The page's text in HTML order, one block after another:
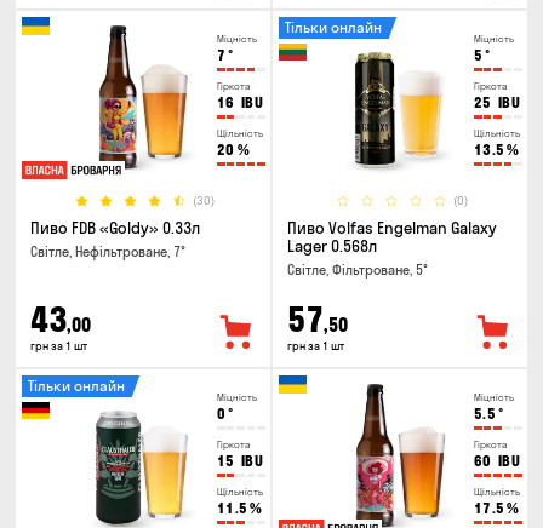
Міцність
7 °
Гіркота
16 IBU
Щільність
20 %
(30)
Пиво FDB «Goldy» 0.33л
Світле, Нефільтроване, 7°
43,00
грн за 1 шт
Міцність
5 °
Гіркота
25 IBU
Щільність
13.5 %
(0)
Тільки онлайн
Пиво Volfas Engelman Galaxy
Lager 0.568л
Світле, Фільтроване, 5°
57,50
грн за 1 шт
Міцність
0 °
Гіркота
15 IBU
Щільність
11.5 %
Тільки онлайн
Міцність
5.5 °
Гіркота
60 IBU
Щільність
17.5 %